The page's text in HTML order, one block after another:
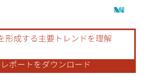
再利用にはCC BY 4.0の表示が必要です。